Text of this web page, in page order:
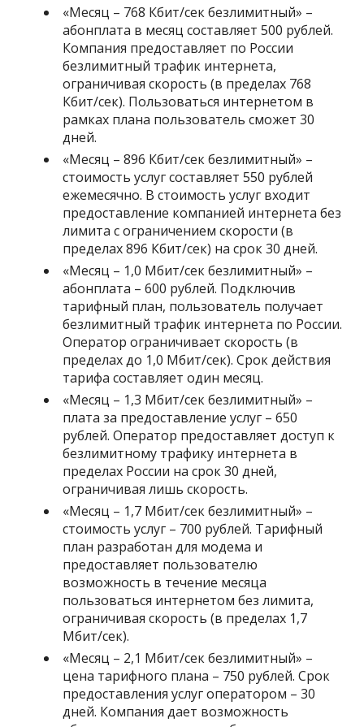
«Месяц – 768 Кбит/сек безлимитный» –
абонплата в месяц составляет 500 рублей.
Компания предоставляет по России
безлимитный трафик интернета,
ограничивая скорость (в пределах 768
Кбит/сек). Пользоваться интернетом в
рамках плана пользователь сможет 30
дней.
«Месяц – 896 Кбит/сек безлимитный» –
стоимость услуг составляет 550 рублей
ежемесячно. В стоимость услуг входит
предоставление компанией интернета без
лимита с ограничением скорости (в
пределах 896 Кбит/сек) на срок 30 дней.
«Месяц – 1,0 Мбит/сек безлимитный» –
абонплата – 600 рублей. Подключив
тарифный план, пользователь получает
безлимитный трафик интернета по России.
Оператор ограничивает скорость (в
пределах до 1,0 Мбит/сек). Срок действия
тарифа составляет один месяц.
«Месяц – 1,3 Мбит/сек безлимитный» –
плата за предоставление услуг – 650
рублей. Оператор предоставляет доступ к
безлимитному трафику интернета в
пределах России на срок 30 дней,
ограничивая лишь скорость.
«Месяц – 1,7 Мбит/сек безлимитный» –
стоимость услуг – 700 рублей. Тарифный
план разработан для модема и
предоставляет пользователю
возможность в течение месяца
пользоваться интернетом без лимита,
ограничивая скорость (в пределах 1,7
Мбит/сек).
«Месяц – 2,1 Мбит/сек безлимитный» –
цена тарифного плана – 750 рублей. Срок
предоставления услуг оператором – 30
дней. Компания дает возможность